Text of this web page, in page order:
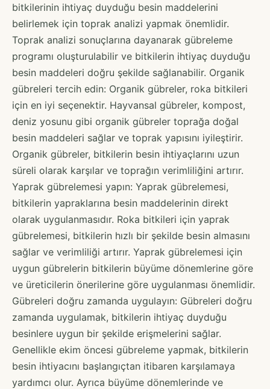
bitkilerinin ihtiyaç duyduğu besin maddelerini
belirlemek için toprak analizi yapmak önemlidir.
Toprak analizi sonuçlarına dayanarak gübreleme
programı oluşturulabilir ve bitkilerin ihtiyaç duyduğu
besin maddeleri doğru şekilde sağlanabilir. Organik
gübreleri tercih edin: Organik gübreler, roka bitkileri
için en iyi seçenektir. Hayvansal gübreler, kompost,
deniz yosunu gibi organik gübreler toprağa doğal
besin maddeleri sağlar ve toprak yapısını iyileştirir.
Organik gübreler, bitkilerin besin ihtiyaçlarını uzun
süreli olarak karşılar ve toprağın verimliliğini artırır.
Yaprak gübrelemesi yapın: Yaprak gübrelemesi,
bitkilerin yapraklarına besin maddelerinin direkt
olarak uygulanmasıdır. Roka bitkileri için yaprak
gübrelemesi, bitkilerin hızlı bir şekilde besin almasını
sağlar ve verimliliği artırır. Yaprak gübrelemesi için
uygun gübrelerin bitkilerin büyüme dönemlerine göre
ve üreticilerin önerilerine göre uygulanması önemlidir.
Gübreleri doğru zamanda uygulayın: Gübreleri doğru
zamanda uygulamak, bitkilerin ihtiyaç duyduğu
besinlere uygun bir şekilde erişmelerini sağlar.
Genellikle ekim öncesi gübreleme yapmak, bitkilerin
besin ihtiyacını başlangıçtan itibaren karşılamaya
yardımcı olur. Ayrıca büyüme dönemlerinde ve